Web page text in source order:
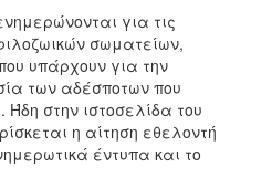
για τις
σωματείων,
υπάρχουν για την
των αδέσποτων που
στην ιστοσελίδα του
η αίτηση εθελοντή
έντυπα και το